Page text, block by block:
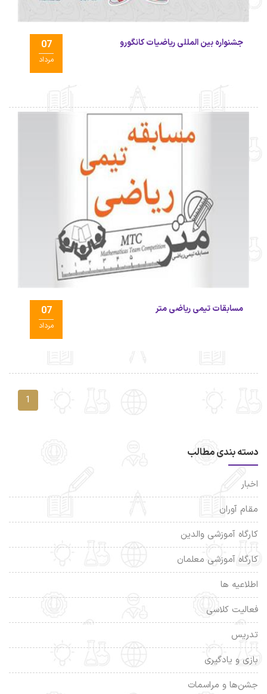
07
مرداد
جشنواره بین المللی ریاضیات کانگورو
07
مرداد
مسابقات تیمی ریاضی متر
1
دسته بندی مطالب
اخبار
مقام آوران
کارگاه آموزشی والدین
کارگاه آموزشی معلمان
اطلاعیه ها
فعالیت کلاسی
تدریس
بازی و یادگیری
جشن‌ها و مراسمات